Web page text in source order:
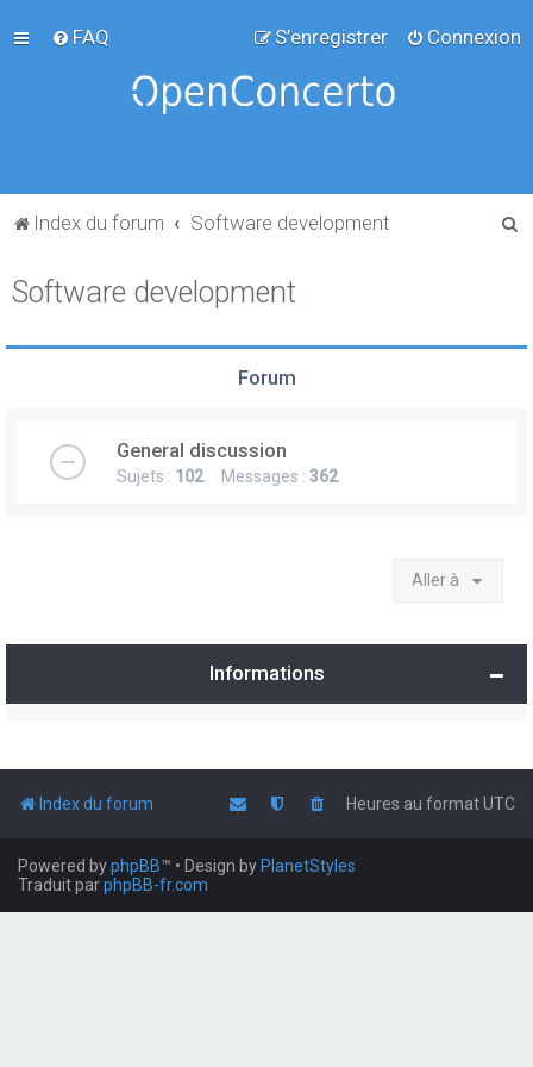
FAQ Connexion
S’enregistrer
Index du forum Software development
e
Software development
Forum
General discussion
Sujets : 102Messages : 362
Aller à
Informations
Index du forum Heures au formatUTC
Powered byphpBB™ • Design by PlanetStyles
Traduit parphpBB-fr.com